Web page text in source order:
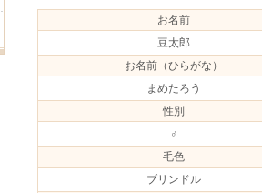
お名前
豆太郎
お名前（ひらがな）
まめたろう
性別
♂
毛色
ブリンドル